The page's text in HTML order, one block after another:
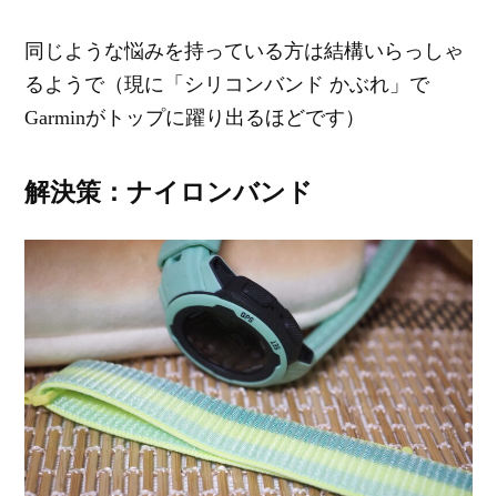
同じような悩みを持っている方は結構いらっしゃ
るようで（現に「シリコンバンド かぶれ」で
Garminがトップに躍り出るほどです）
解決策：ナイロンバンド